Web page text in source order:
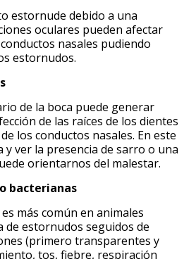
estornude debido a una
oculares pueden afectar
nasales pudiendo
estornudos.
de la boca puede generar
de las raíces de los dientes
los conductos nasales. En este
y ver la presencia de sarro o una
orientarnos del malestar.
bacterianas
más común en animales
de estornudos seguidos de
(primero transparentes y
tos, fiebre, respiración